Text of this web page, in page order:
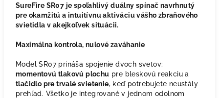
SureFire SR07 je spoľahlivý duálny spínač navrhnutý
pre okamžitú a intuitívnu aktiváciu vášho zbraňového
svietidla v akejkoľvek situácii.
Maximálna kontrola, nulové zaváhanie
Model SR07 prináša spojenie dvoch svetov:
momentovú tlakovú plochu pre bleskovú reakciu a
tlačidlo pre trvalé svietenie, keď potrebujete neustály
prehľad. Všetko je integrované v jednom odolnom